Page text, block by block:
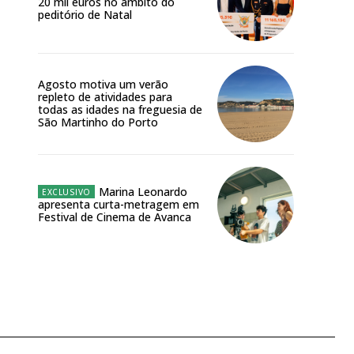
peditório de Natal
Agosto motiva um verão
repleto de atividades para
todas as idades na freguesia de
São Martinho do Porto
Marina Leonardo
apresenta curta-metragem em
Festival de Cinema de Avanca